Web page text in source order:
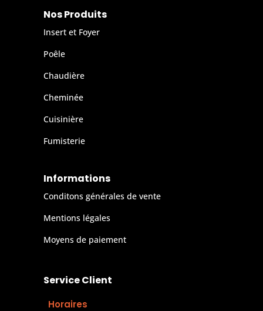
Nos Produits
Insert et Foyer
Poêle
Chaudière
Cheminée
Cuisinière
Fumisterie
Informations
Conditons générales de vente
Mentions légales
Moyens de paiement
Service Client
Horaires